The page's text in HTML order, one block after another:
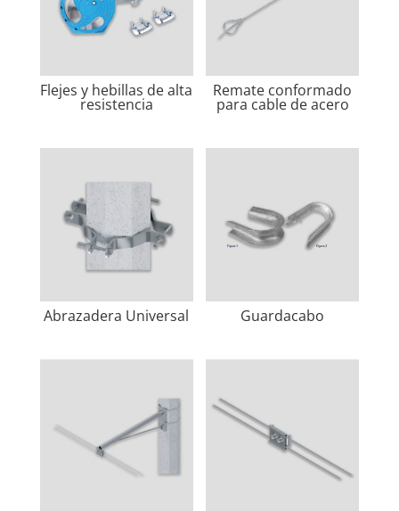
Flejes y hebillas de alta
resistencia
Remate conformado
para cable de acero
Abrazadera Universal Guardacabo